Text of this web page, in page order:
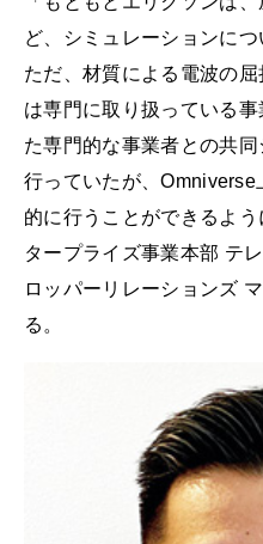
ど、シミュレーションにつ
ただ、材質による電波の
は専門に取り扱っている
た専門的な事業者との共
行っていたが、
的に行うことができるよ
タープライズ事業本部 テ
ロッパーリレーションズ
る。